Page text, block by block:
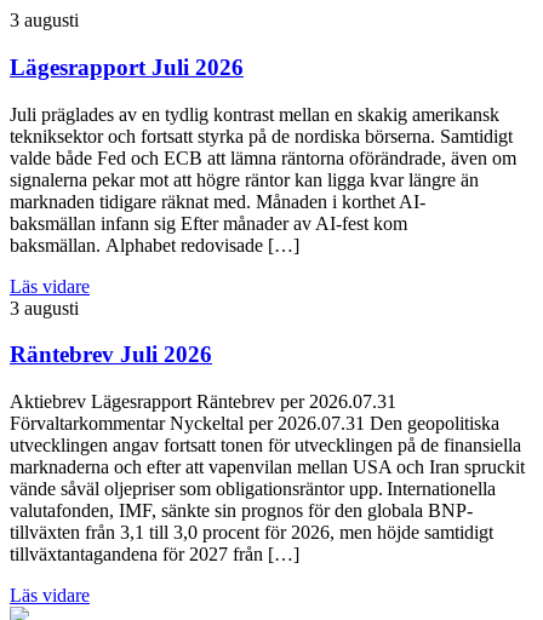
3 augusti
Lägesrapport Juli 2026
Juli präglades av en tydlig kontrast mellan en skakig amerikansk
tekniksektor och fortsatt styrka på de nordiska börserna. Samtidigt
valde både Fed och ECB att lämna räntorna oförändrade, även om
signalerna pekar mot att högre räntor kan ligga kvar längre än
marknaden tidigare räknat med. Månaden i korthet AI-
baksmällan infann sig Efter månader av AI-fest kom
baksmällan. Alphabet redovisade […]
Läs vidare
3 augusti
Räntebrev Juli 2026
Aktiebrev Lägesrapport Räntebrev per 2026.07.31
Förvaltarkommentar Nyckeltal per 2026.07.31 Den geopolitiska
utvecklingen angav fortsatt tonen för utvecklingen på de finansiella
marknaderna och efter att vapenvilan mellan USA och Iran spruckit
vände såväl oljepriser som obligationsräntor upp. Internationella
valutafonden, IMF, sänkte sin prognos för den globala BNP-
tillväxten från 3,1 till 3,0 procent för 2026, men höjde samtidigt
tillväxtantagandena för 2027 från […]
Läs vidare